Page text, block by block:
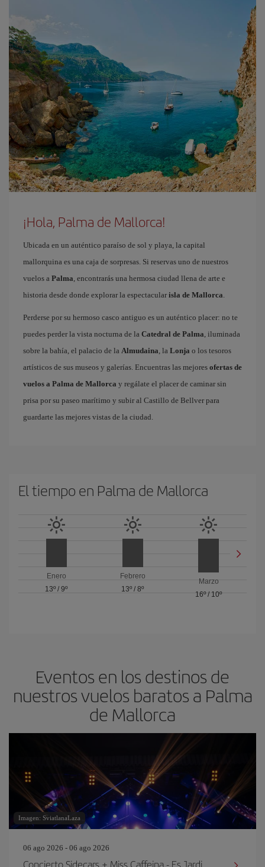
¡Hola, Palma de Mallorca!
Ubicada en un auténtico paraíso de sol y playa, la capital
mallorquina es una caja de sorpresas. Si reservas uno de nuestros
vuelos a Palma, encontrarás una hermosa ciudad llena de arte e
historia desde donde explorar la espectacular isla de Mallorca.
Perderse por su hermoso casco antiguo es un auténtico placer: no te
puedes perder la vista nocturna de la Catedral de Palma, iluminada
sobre la bahía, el palacio de la Almudaina, la Lonja o los tesoros
artísticos de sus museos y galerías. Encuentras las mejores ofertas de
vuelos a Palma de Mallorca y regálate el placer de caminar sin
prisa por su paseo marítimo y subir al Castillo de Bellver para
guardarte las mejores vistas de la ciudad.
El tiempo en Palma de Mallorca
Enero
13º /9º
Febrero
13º / 8º
Marzo
16º/ 10º
Eventos en los destinos de
nuestros vuelos baratos a Palma
de Mallorca
Imagen: SviatlanaLaza
06 ago 2026 - 06 ago 2026
Concierto Sidecars + Miss Caffeina - Es Jardi